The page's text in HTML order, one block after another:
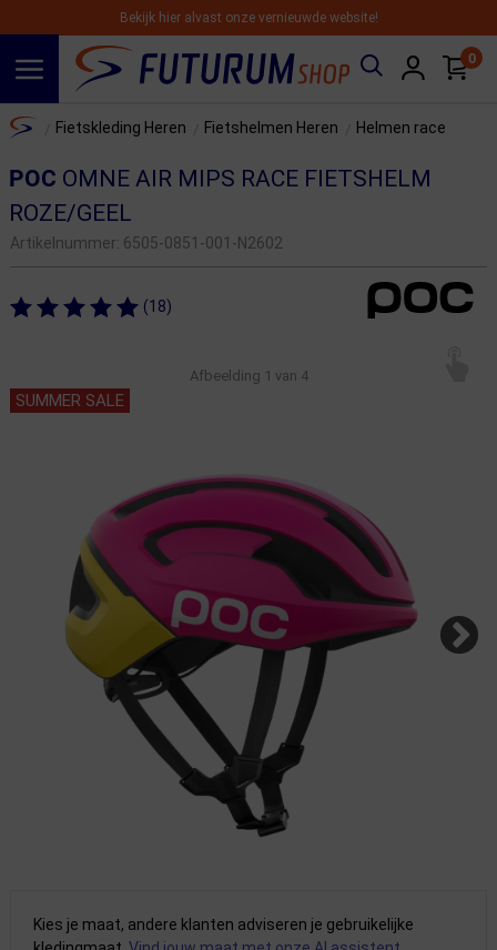
Bekijk hier alvast onze vernieuwde website!
0
Home Fietskleding Heren Fietshelmen Heren Helmen race
POC OMNE AIR MIPS RACE FIETSHELM
ROZE/GEEL
Artikelnummer: 6505-0851-001-N2602
(18)
Afbeelding 1 van 4
SUMMER SALE
Kies je maat, andere klanten adviseren je gebruikelijke